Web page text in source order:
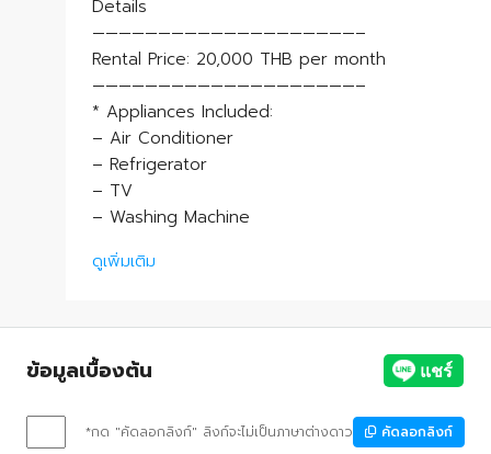
Details
————————————————————–
Rental Price: 20,000 THB per month
————————————————————–
* Appliances Included:
– Air Conditioner
– Refrigerator
– TV
– Washing Machine
ดูเพิ่มเติม
ข้อมูลเบื้องต้น
*กด "คัดลอกลิงก์" ลิงก์จะไม่เป็นภาษาต่างดาว คัดลอกลิงก์